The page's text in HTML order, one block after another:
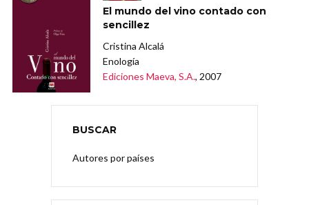
El mundo del vino contado con
sencillez
Cristina Alcalá
Enología
Ediciones Maeva, S.A., 2007
BUSCAR
Autores por países